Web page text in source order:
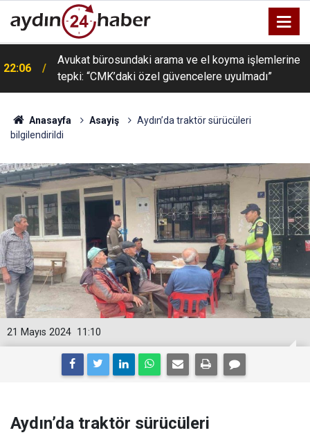
22:06
Avukat bürosundaki arama ve el koyma işlemlerine
tepki: “CMK’daki özel güvencelere uyulmadı”
Anasayfa Asayiş
Aydın’da traktör sürücüleri
bilgilendirildi
11:10
21 Mayıs 2024
Aydın’da traktör sürücüleri